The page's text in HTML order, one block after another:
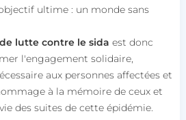
ultime : un monde sans
lutte contre le sida est donc
l'engagement solidaire,
aux personnes affectées et
à la mémoire deceux et
des suites decette épidémie.